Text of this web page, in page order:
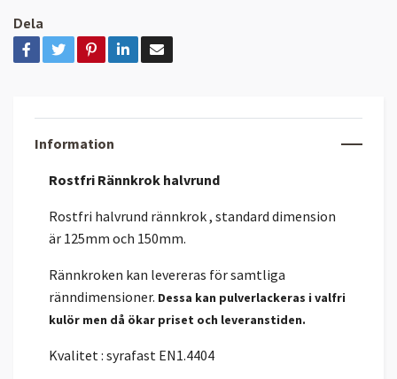
Dela
Information
Rostfri Rännkrok halvrund
Rostfri halvrund rännkrok , standard dimension
är 125mm och 150mm.
Rännkroken kan levereras för samtliga
ränndimensioner. Dessa kan pulverlackeras i valfri
kulör men då ökar priset och leveranstiden.
Kvalitet : syrafast EN1.4404